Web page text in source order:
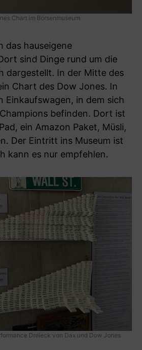
Chart im Börsenmuseum
das hauseigene
sind Dinge rund um die
dargestellt. In der Mitte des
Chart des Dow Jones. In
Einkaufswagen, in dem sich
befinden. Dort ist
ein Amazon Paket, Müsli,
Der Eintritt ins Museum ist
kann es nur empfehlen.
Dreieck von Dax und Dow Jones